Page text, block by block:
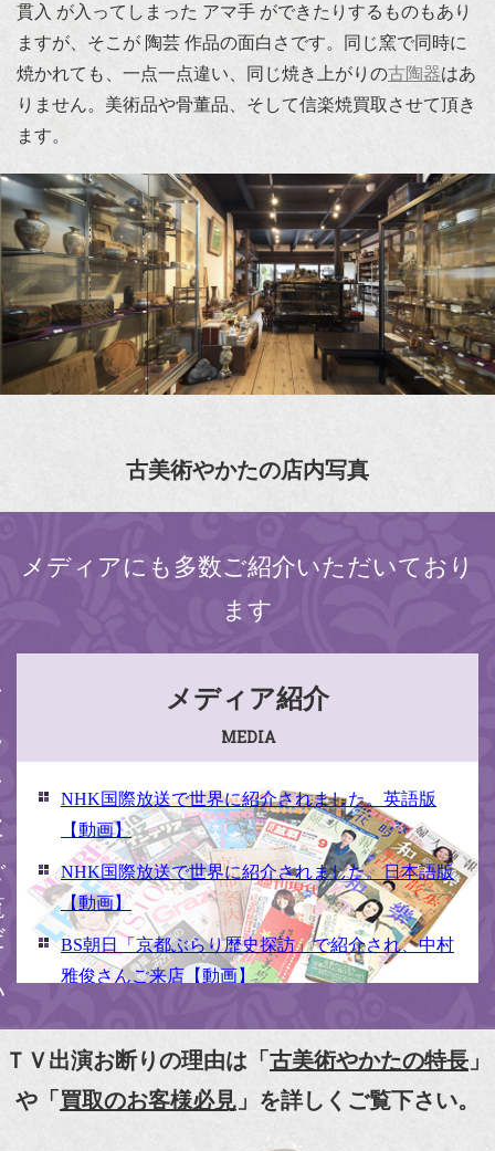
貫入 が入ってしまった アマ手 ができたりするものもあり
ますが、そこが 陶芸 作品の面白さです。同じ窯で同時に
焼かれても、一点一点違い、同じ焼き上がりの古陶器はあ
りません。美術品や骨董品、そして信楽焼買取させて頂き
ます。
古美術やかたの店内写真
メディアにも多数ご紹介いただいており
ます
い メディア紹介
MEDIA
NHK国際放送で世界に紹介されました。英語版
【動画】
NHK国際放送で世界に紹介されました。日本語版
【動画】
BS朝日「京都ぶらり歴史探訪」で紹介され、中村
雅俊さんご来店【動画】
【動画】
『京都新聞』とKBS京都で鴨東まちなか美術館を
ＴＶ出演お断りの理由は「古美術やかたの特長 」
や「買取のお客様必見 」を詳しくご覧下さい。